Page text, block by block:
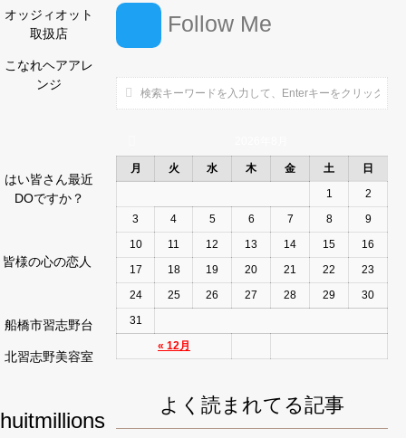
オッジィオット
取扱店
こなれヘアアレ
ンジ
はい皆さん最近
DOですか？
皆様の心の恋人
船橋市習志野台
北習志野美容室
huitmillions
Follow Me
月 火 水 木 金 土 日
« 12月
1
2
3
4 5 6 7 8
9
10
11 12 13 14 15
16
17
18 19 20 21 22
23
24
25 26 27 28 29
30
31
よく読まれてる記事